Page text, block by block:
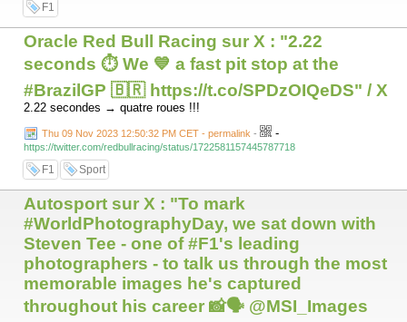
F1
Oracle Red Bull Racing sur X : "2.22
seconds ⏱️ We 💙 a fast pit stop at the
#BrazilGP 🇧🇷 https://t.co/SPDzOIQeDS" / X
2.22 secondes → quatre roues !!!
Thu 09 Nov 2023 12:50:32 PM CET - permalink - -
https://twitter.com/redbullracing/status/1722581157445787718
F1 Sport
Autosport sur X : "To mark
#WorldPhotographyDay, we sat down with
Steven Tee - one of #F1's leading
photographers - to talk us through the most
memorable images he's captured
throughout his career 📸🗣️ @MSI_Images